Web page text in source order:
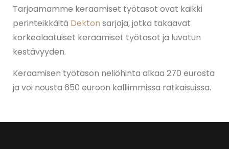
Tarjoamamme keraamiset työtasot ovat kaikki
perinteikkäitä Dekton sarjoja, jotka takaavat
korkealaatuiset keraamiset työtasot ja luvatun
kestävyyden.
Keraamisen työtason neliöhinta alkaa 270 eurosta
ja voi nousta 650 euroon kalliimmissa ratkaisuissa.